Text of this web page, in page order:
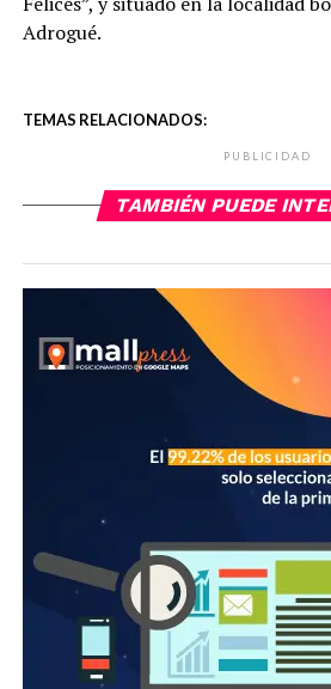
Adrogué.
TEMAS RELACIONADOS:
PUBLICIDAD
TAMBIÉN PUEDE